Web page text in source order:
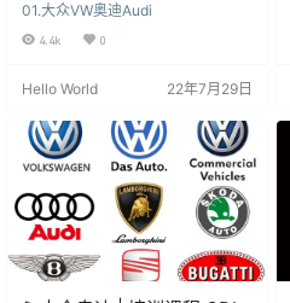
ELSA电路图识读 22节课
(1.5G)
5G) 关 键 字 ：ODIS专检系统诊断
系统使用 编码 刷隐藏 ELSA电路图
买, 资源种类繁多, 自行研究！更新
都来之不易，都在为您节省时间, 节
约开支, 减轻生活工作压力！有条件
请支持购买…
01.大众VW奥迪Audi
4.4k 0
Hello World 22年7月29日